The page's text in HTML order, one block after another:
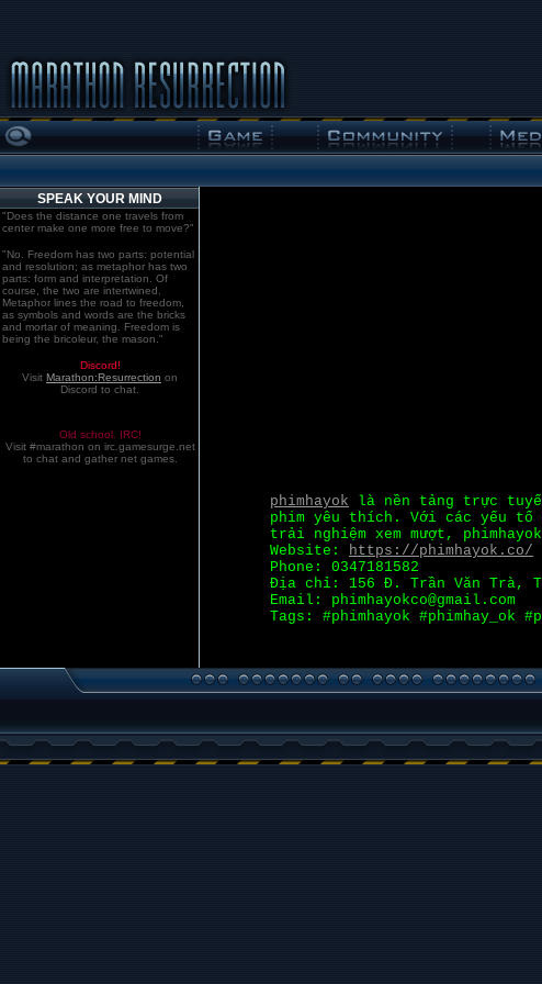
SPEAK YOUR MIND
"Does the distance one travels from
center make one more free to move?"
"No. Freedom has two parts: potential
and resolution; as metaphor has two
parts: form and interpretation. Of
course, the two are intertwined.
Metaphor lines the road to freedom,
as symbols and words are the bricks
and mortar of meaning. Freedom is
being the bricoleur, the mason."
Discord!
Visit Marathon:Resurrection on
Discord to chat.
Old school. IRC!
Visit #marathon on irc.gamesurge.net
to chat and gather net games.
phimhayok là nền tảng trực
phim yêu thích. Với các yếu tố
trải nghiệm xem mượt,
Website: https://phimhayok.co/
Phone: 0347181582
Địa chỉ: 156 Đ. Trần Văn Trà,
Email: phimhayokco@gmail.com
Tags: #phimhayok #phimhay_ok